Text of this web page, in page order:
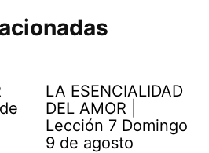
LA ESENCIALIDAD
DEL AMOR |
Lección 7 Domingo
9 de agosto